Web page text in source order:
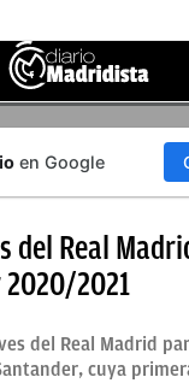
EN DIRECTO HOY
del Real
2020/2021
del Real Madrid
cuya
en Google